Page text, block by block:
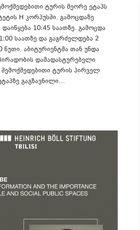
ტურის მეორე ეტაპს
H კორპუსში. გამოცდაზე
10:45 საათზე. გამოცდა
საათზე და გაგრძელდება 2
წუთი. აბიტურიენტმა თან უნდა
დამადასტურებელი
ტურის პირველ
გაგზავნილი…